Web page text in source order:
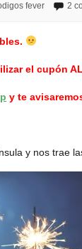
fever 2
el cupón
y te
y nos trae